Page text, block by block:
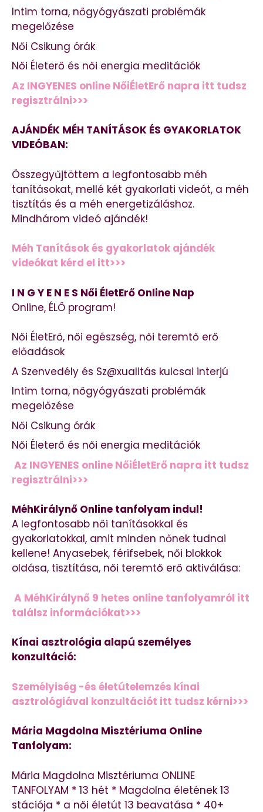
Intim torna, nőgyógyászati problémák
megelőzése
Női Csikung órák
Női Életerő és női energia meditációk
Az INGYENES online NőiÉletErő napra itt tudsz
regisztrálni>>>
AJÁNDÉK MÉH TANÍTÁSOK ÉS GYAKORLATOK
VIDEÓBAN:
Összegyűjtöttem a legfontosabb méh
tanításokat, mellé két gyakorlati videót, a méh
tisztítás és a méh energetizáláshoz.
Mindhárom videó ajándék!
Méh Tanítások és gyakorlatok ajándék
videókat kérd el itt>>>
I N G Y E N E S Női ÉletErő Online Nap
Online, ÉLŐ program!
Női ÉletErő, női egészség, női teremtő erő
előadások
A Szenvedély és Sz@xualitás kulcsai interjú
Intim torna, nőgyógyászati problémák
megelőzése
Női Csikung órák
Női Életerő és női energia meditációk
Az INGYENES online NőiÉletErő napra itt tudsz
regisztrálni>>>
MéhKirálynő Online tanfolyam indul!
A legfontosabb női tanításokkal és
gyakorlatokkal, amit minden nőnek tudnai
kellene! Anyasebek, férifsebek, női blokkok
oldása, tisztítása, női teremtő erő aktiválása:
A MéhKirálynő 9 hetes online tanfolyamról itt
találsz információkat>>>
Kínai asztrológia alapú személyes
konzultáció:
Személyiség -és életútelemzés kínai
asztrológiával konzultációt itt tudsz kérni>>>
Mária Magdolna Misztériuma Online
Tanfolyam:
Mária Magdolna Misztériuma ONLINE
TANFOLYAM * 13 hét * Magdolna életének 13
stációja * a női életút 13 beavatása * 40+